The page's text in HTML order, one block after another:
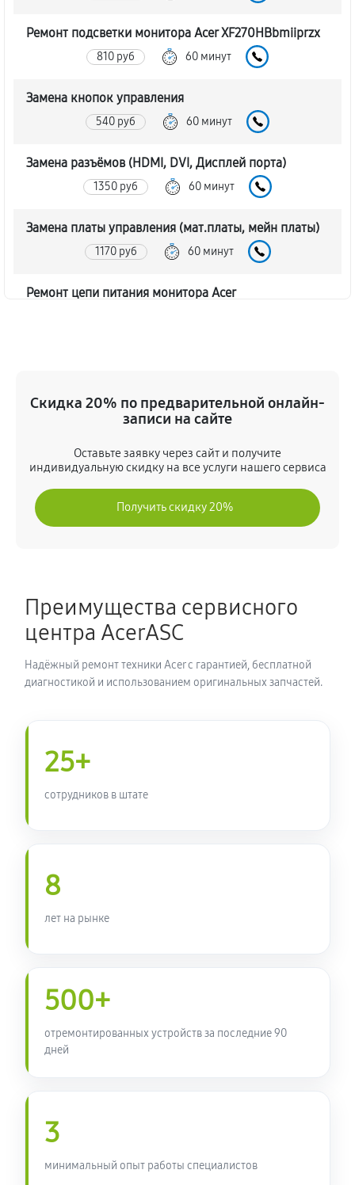
Ремонт подсветки монитора Acer XF270HBbmiiprzx
810 руб 60 минут
Замена кнопок управления
540 руб 60 минут
Замена разъёмов (HDMI, DVI, Дисплей порта)
1350 руб 60 минут
Замена платы управления (мат.платы, мейн платы)
1170 руб 60 минут
Ремонт цепи питания монитора Acer
630 руб 60 минут
1260 руб 60 минут
Ремонт блока управления
630 руб 60 минут
Замена электронных компонентов
1710 руб 60 минут
Скидка 20% по предварительной онлайн-
записи на сайте
Оставьте заявку через сайт и получите
индивидуальную скидку на все услуги нашего сервиса
Получить скидку 20%
Преимущества сервисного
центра AcerASC
Надёжный ремонт техники Acer с гарантией, бесплатной
диагностикой и использованием оригинальных запчастей.
25+
сотрудников в штате
8
лет на рынке
500+
отремонтированных устройств за последние 90
дней
3
минимальный опыт работы специалистов